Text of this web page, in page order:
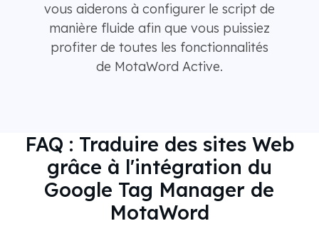
vous aiderons à configurer le script de
manière fluide afin que vous puissiez
profiter de toutes les fonctionnalités
de MotaWord Active.
FAQ : Traduire des sites Web
grâce à l'intégration du
Google Tag Manager de
MotaWord